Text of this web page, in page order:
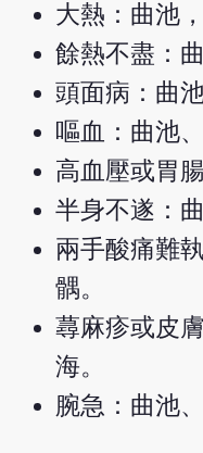
大熱：曲池
餘熱不盡：
頭面病：曲
嘔血：曲池
高血壓或胃
半身不遂：
兩手酸痛難
髃。
蕁麻疹或皮
海。
腕急：曲池